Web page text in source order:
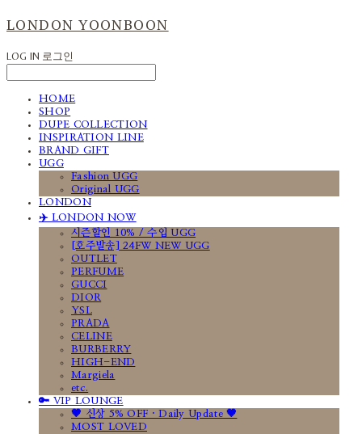
LONDON YOONBOON
LOG IN 로그인
HOME
SHOP
DUPE COLLECTION
INSPIRATION LINE
BRAND GIFT
UGG
Fashion UGG
Original UGG
LONDON
✈️ LONDON NOW
시즌할인 10% / 수입 UGG
[호주발송] 24FW NEW UGG
OUTLET
PERFUME
GUCCI
DIOR
YSL
PRADA
CELINE
BURBERRY
HIGH-END
Margiela
etc.
🔑 VIP LOUNGE
🤎 신상 5% OFF · Daily Update 🤎
MOST LOVED